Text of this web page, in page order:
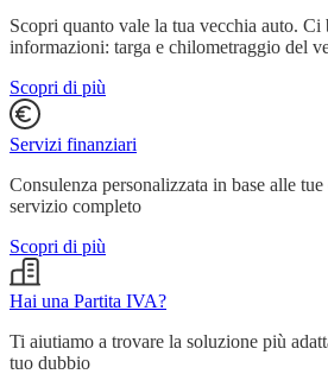
Scopri quanto vale la tua vecchia auto. Ci
informazioni: targa e chilometraggio del
Scopri di più
Servizi finanziari
Consulenza personalizzata in base alle
servizio completo
Scopri di più
Hai una Partita IVA?
Ti aiutiamo a trovare la soluzione più
tuo dubbio